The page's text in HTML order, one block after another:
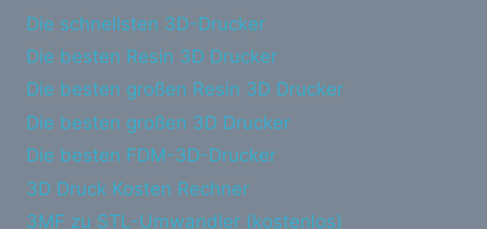
Die schnellsten 3D-Drucker
Die besten Resin 3D Drucker
Die besten großen Resin 3D Drucker
Die besten großen 3D Drucker
Die besten FDM-3D-Drucker
3D Druck Kosten Rechner
3MF zu STL-Umwandler (kostenlos)